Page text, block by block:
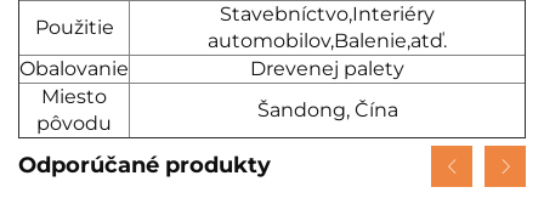
Použitie
Stavebníctvo,Interiéry
automobilov,Balenie,atď.
Obalovanie
Drevenej palety
Miesto
pôvodu
Šandong, Čína
Odporúčané produkty